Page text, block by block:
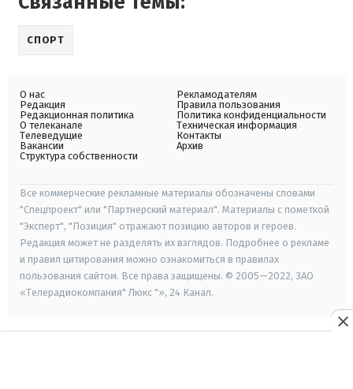
СПОРТ
О нас
Редакция
Редакционная политика
О телеканале
Телеведущие
Вакансии
Структура собственности
Рекламодателям
Правила пользования
Политика конфиденциальности
Техническая информация
Контакты
Архив
Все коммерческие рекламные материалы обозначены словами
"Спецпроект" или "Партнерский материал". Материалы с пометкой
"Эксперт", "Позиция" отражают позицию авторов и героев.
Редакция может не разделять их взглядов. Подробнее о рекламе
и правил цитирования можно ознакомиться в правилах
пользования сайтом. Все права защищены. © 2005—2022, ЗАО
«Телерадиокомпания" Люкс "», 24 Канал.